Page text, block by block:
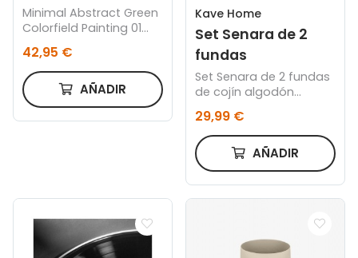
Minimal Abstract Green
Colorfield Painting 01
30x40 cm, Marco negro
42,95 €
AÑADIR
Kave Home
Set Senara de 2
fundas
Set Senara de 2 fundas
de cojín algodón
estructura beige 50 x
50 cm
29,99 €
AÑADIR